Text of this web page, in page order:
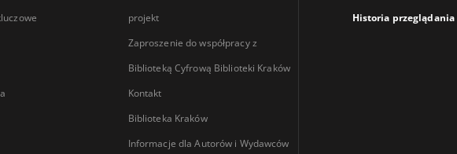
projekt
Zaproszenie do współpracy z
Biblioteką Cyfrową Biblioteki Kraków
Kontakt
Biblioteka Kraków
Informacje dla Autorów i Wydawców
Historia przeglądania